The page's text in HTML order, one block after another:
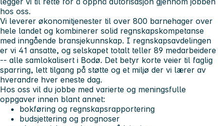
hos oss.
Vi leverer økonomitjenester til over 800 barnehager over
hele landet og kombinerer solid regnskapskompetanse
med inngående bransjekunnskap. I regnskapsavdelingen
er vi 41 ansatte, og selskapet totalt teller 89 medarbeidere
-- alle samlokalisert i Bodø. Det betyr korte veier til faglig
sparring, lett tilgang på støtte og et miljø der vi lærer av
hverandre hver eneste dag.
Hos oss vil du jobbe med varierte og meningsfulle
oppgaver innen blant annet:
bokføring og regnskapsrapportering
budsjettering og prognoser